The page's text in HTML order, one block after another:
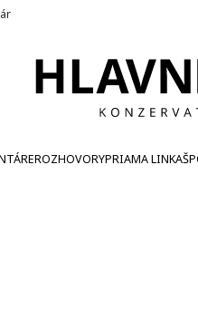
ROZHOVORYPRIAMA LINKA